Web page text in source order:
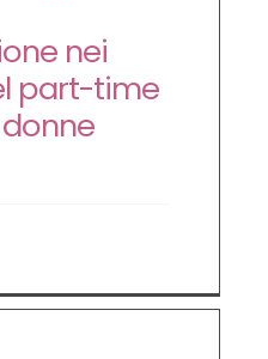
nei
part-time